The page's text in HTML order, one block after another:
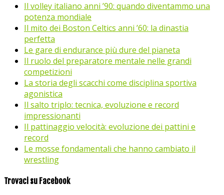
Il volley italiano anni ’90: quando diventammo una
potenza mondiale
Il mito dei Boston Celtics anni ’60: la dinastia
perfetta
Le gare di endurance più dure del pianeta
Il ruolo del preparatore mentale nelle grandi
competizioni
La storia degli scacchi come disciplina sportiva
agonistica
Il salto triplo: tecnica, evoluzione e record
impressionanti
Il pattinaggio velocità: evoluzione dei pattini e
record
Le mosse fondamentali che hanno cambiato il
wrestling
Trovaci su Facebook